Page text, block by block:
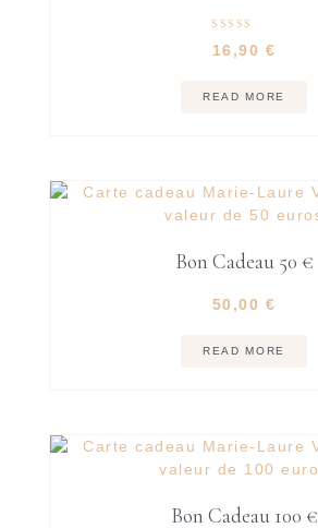
5.00
out of 5
16,90 €
READ MORE
Bon Cadeau 50 €
50,00 €
READ MORE
Bon Cadeau 100 €